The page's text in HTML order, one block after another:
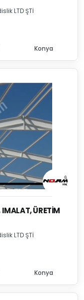
LTD ŞTİ
Konya
ÜRETIM
LTD ŞTİ
Konya